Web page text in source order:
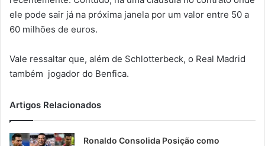
ele pode sair já na próxima janela por um valor entre 50 a
60 milhões de euros.
Vale ressaltar que, além de Schlotterbeck, o Real Madrid
também jogador do Benfica.
Artigos Relacionados
Ronaldo Consolida Posição como